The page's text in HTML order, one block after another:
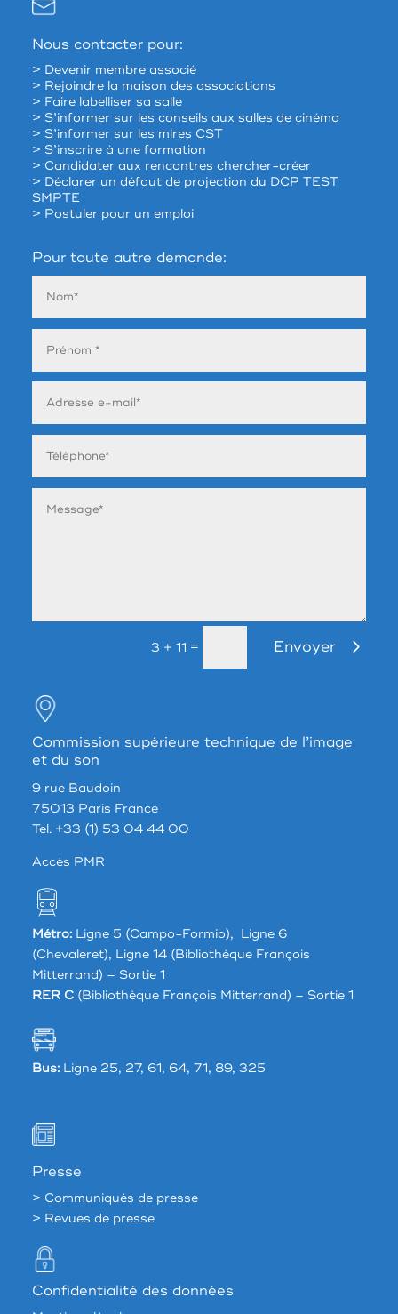
Nous contacter pour:
> Devenir membre associé
> Rejoindre la maison des associations
> Faire labelliser sa salle
> S’informer sur les conseils aux salles de cinéma
> S’informer sur les mires CST
> S’inscrire à une formation
> Candidater aux rencontres chercher-créer
> Déclarer un défaut de projection du DCP TEST
SMPTE
> Postuler pour un emploi
Pour toute autre demande:
3 + 11 = Envoyer
Commission supérieure technique de l’image
et du son
9 rue Baudoin
75013 Paris France
Tel. +33 (1) 53 04 44 00
Accés PMR
Métro:Ligne 5 (Campo-Formio), Ligne 6
(Chevaleret), Ligne 14 (Bibliothèque François
Mitterrand) – Sortie 1
RER C(Bibliothèque François Mitterrand) – Sortie 1
Bus:Ligne 25, 27, 61, 64, 71, 89, 325
Presse
> Communiqués de presse
> Revues de presse
Confidentialité des données